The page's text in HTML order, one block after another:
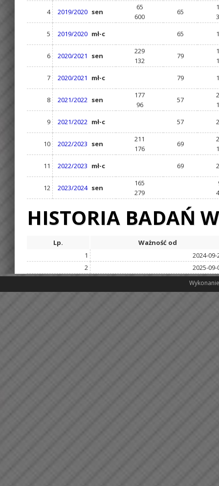
4
2019/2020 sen
65
600
65
5
2019/2020 mł-c 65
6 2020/2021 sen
229
132
79
7
2020/2021 mł-c 79
8 2021/2022 sen
177
96
57
9
2021/2022 mł-c 57
10 2022/2023 sen
211
176
69
11
2022/2023 mł-c 69
12 2023/2024 sen
165
279
HISTORIA BADAŃ
Lp.
Ważność od
1
2024-09-
2
2025-09-